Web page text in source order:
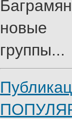
новые
группы...